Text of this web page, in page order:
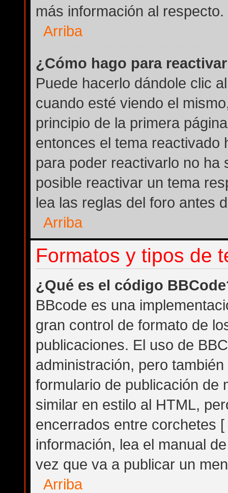
más información al respecto.
Arriba
¿Cómo hago para
Puede hacerlo dándole clic
cuando esté viendo el
principio de la primera
entonces el tema reactivado
para poder reactivarlo no ha
posible reactivar un tema
lea las reglas del foro antes
Arriba
Formatos y tipos de
¿Qué es el código
BBcode es una
gran control de formato de
publicaciones. El uso de
administración, pero
formulario de publicación de
similar en estilo al HTML,
encerrados entre corchetes
información, lea el manual
vez que va a publicar un
Arriba